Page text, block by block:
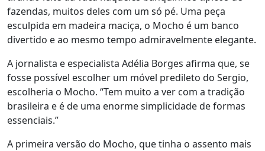
fazendas, muitos deles com um só pé. Uma peça
esculpida em madeira maciça, o Mocho é um banco
divertido e ao mesmo tempo admiravelmente elegante.
A jornalista e especialista Adélia Borges afirma que, se
fosse possível escolher um móvel predileto do Sergio,
escolheria o Mocho. “Tem muito a ver com a tradição
brasileira e é de uma enorme simplicidade de formas
essenciais.”
A primeira versão do Mocho, que tinha o assento mais